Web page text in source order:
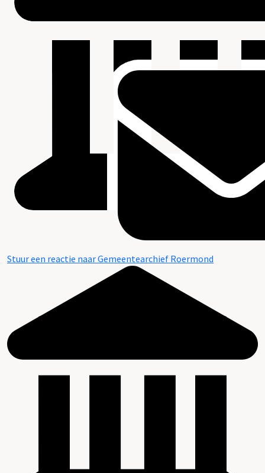
Stuur een reactie naar Gemeentearchief Roermond